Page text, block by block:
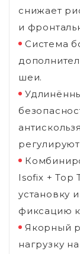
снижает
и
Система
шеи.
Isofix + Top
установку
фиксацию
Якорный
нагрузку